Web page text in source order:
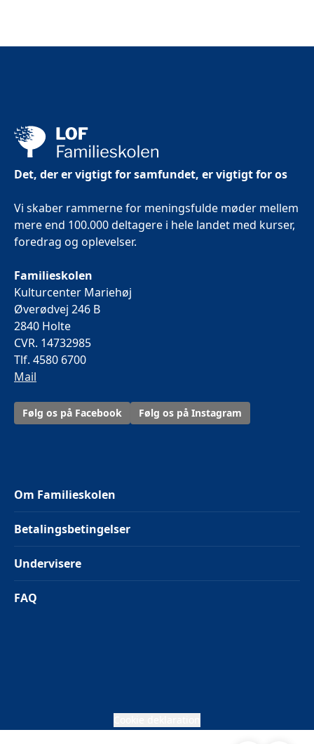
Det, der er vigtigt for samfundet, er vigtigt for os
Vi skaber rammerne for meningsfulde møder mellem
mere end 100.000 deltagere i hele landet med kurser,
foredrag og oplevelser.
Familieskolen
Kulturcenter Mariehøj
Øverødvej 246 B
2840 Holte
CVR. 14732985
Tlf. 4580 6700
Mail
Følg os på Facebook Følg os på Instagram
Om Familieskolen
Betalingsbetingelser
Undervisere
FAQ